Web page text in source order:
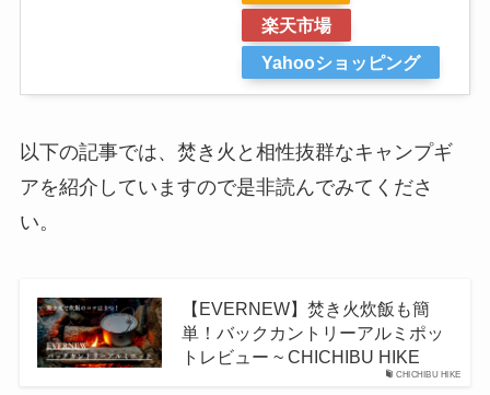
楽天市場
Yahooショッピング
以下の記事では、焚き火と相性抜群なキャンプギ
アを紹介していますので是非読んでみてくださ
い。
CHICHIBU HIKE
【EVERNEW】焚き火炊飯も簡
単！バックカントリーアルミポッ
トレビュー ~ CHICHIBU HIKE